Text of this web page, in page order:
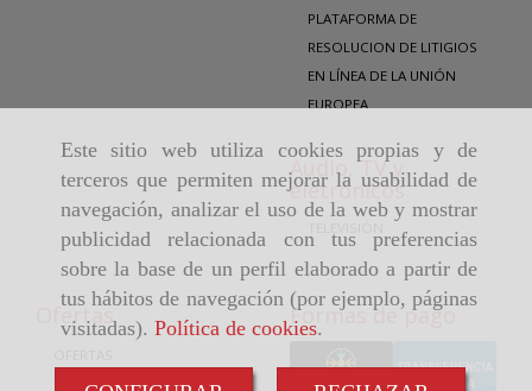
Este sitio web utiliza cookies propias y de
terceros que permiten mejorar la usabilidad de
navegación, analizar el uso de la web y mostrar
publicidad relacionada con tus preferencias
sobre la base de un perfil elaborado a partir de
tus hábitos de navegación (por ejemplo, páginas
visitadas). Política de cookies.
PLATAFORMA DE
RESOLUCION DE LITIGIOS
EN LÍNEA DE LA UNIÓN
EUROPEA
Audio, TV y
eletrónicos
Ofertas
COCINAS A MEDIDA
Formas de pago